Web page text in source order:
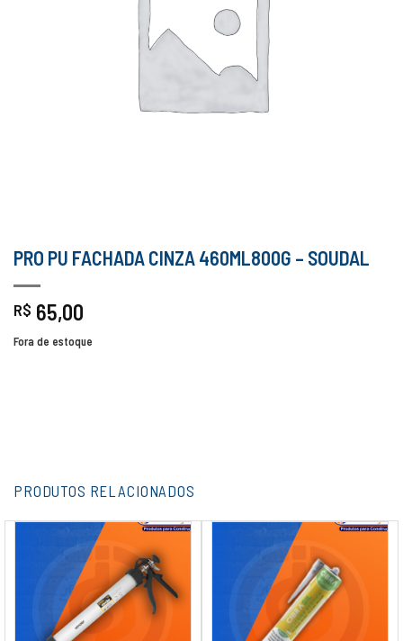
PRO PU FACHADA CINZA 460ML800G – SOUDAL
R$ 65,00
Fora de estoque
PRODUTOS RELACIONADOS